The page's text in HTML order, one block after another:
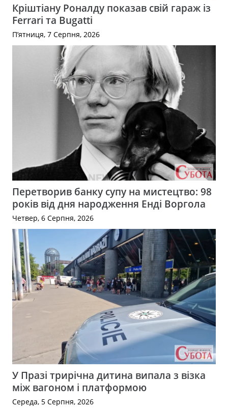
Кріштіану Роналду показав свій гараж із
Ferrari та Bugatti
П’ятниця, 7 Серпня, 2026
Перетворив банку супу на мистецтво: 98
років від дня народження Енді Воргола
Четвер, 6 Серпня, 2026
У Празі трирічна дитина випала з візка
між вагоном і платформою
Середа, 5 Серпня, 2026